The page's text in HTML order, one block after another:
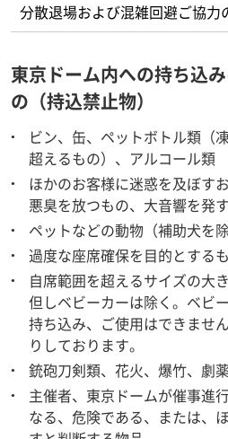
分散退場および混雑回避ご協力
東京ドーム内への持ち込
の（持込禁止物）
ビン、缶、ペットボトル類（
超えるもの）、アルコール類
ほかのお客様に迷惑を及ぼす
悪臭を放つもの、大音響を発す
ペットなどの動物（補助犬を除
過度な座席確保を目的とする
自席範囲を超えるサイズの大
但しベビーカーは除く。ベビ
持ち込み、ご使用はできませ
りしております。
銃砲刀剣類、花火、爆竹、劇
主催者、東京ドームが催事進
なる、危険である、または、